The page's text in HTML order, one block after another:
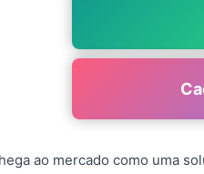
ao mercado como uma